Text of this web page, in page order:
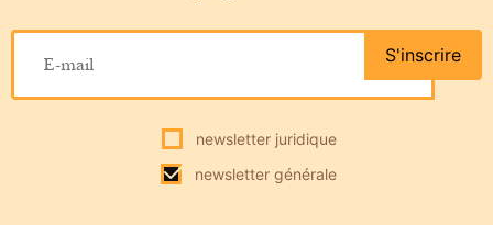
newsletter juridique
newsletter générale
S'inscrire